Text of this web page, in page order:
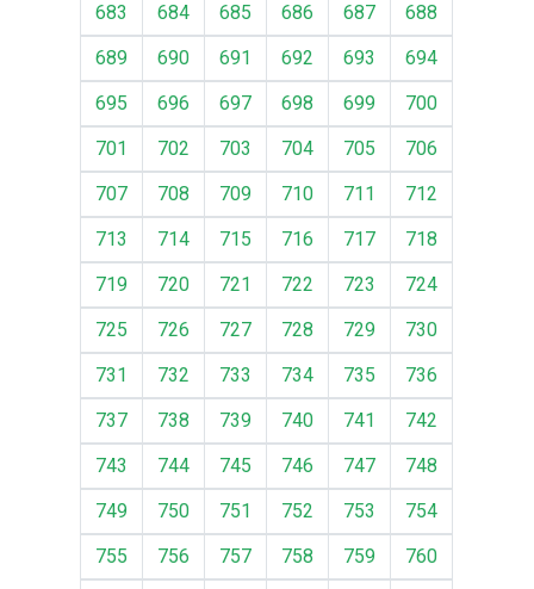
683
684 685 686 687
688
689
690 691 692 693
694
695
696 697 698 699
700
701
702 703 704 705
706
707
708 709 710 711
712
713
714 715 716 717
718
719
720 721 722 723
724
725
726 727 728 729
730
731
732 733 734 735
736
737
738 739 740 741
742
743
744 745 746 747
748
749
750 751 752 753
754
755
756 757 758 759 760